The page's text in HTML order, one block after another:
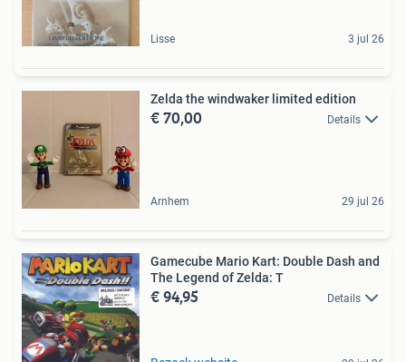
Lisse 3 jul 26
Zelda the windwaker limited edition
€ 70,00 Details
Arnhem 29 jul 26
Gamecube Mario Kart: Double Dash and
The Legend of Zelda: T
€ 94,95 Details